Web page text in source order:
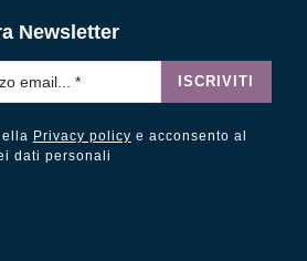
Newsletter
ISCRIVITI
Privacy policy e acconsento al
dati personali